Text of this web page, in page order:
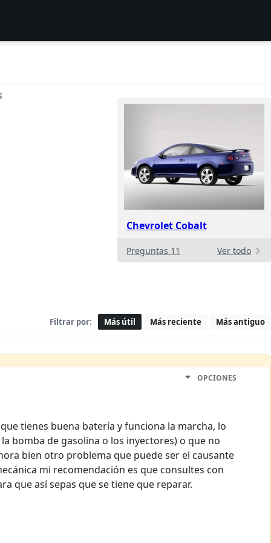
Chevrolet Cobalt
Preguntas 11 Ver todo
Filtrar por: Más útil Más reciente Más antiguo
OPCIONES
tienes buena batería y funciona la marcha, lo
bomba de gasolina o los inyectores) o que no
bien otro problema que puede ser el causante
mi recomendación es que consultes con
que así sepas que se tiene que reparar.